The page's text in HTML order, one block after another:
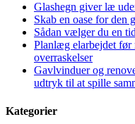
Glashegn giver læ
Skab en oase for den
Sådan vælger du en
Planlæg elarbejdet før
overraskelser
Gavlvinduer og
udtryk til at spille
Kategorier